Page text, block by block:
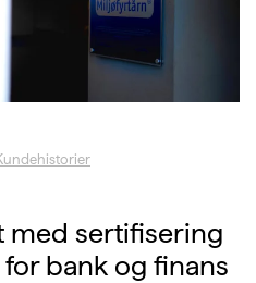
med sertifisering
bank og finans